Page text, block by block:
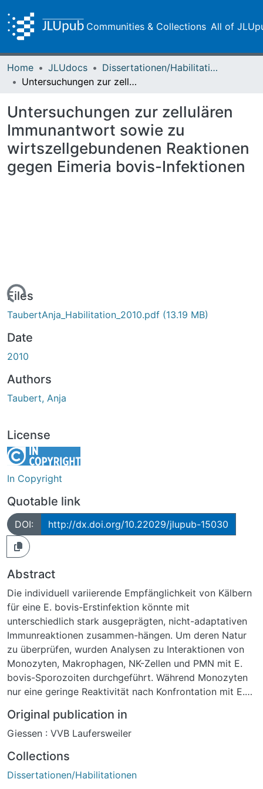
Communities & Collections All of
Home JLUdocs
Dissertationen/Habilitationen
Untersuchungen zur zellulären Immunantwort sowie zu wirtszellgebundenen Reaktionen gegen Eimeria bovis-Infektionen
Untersuchungen zur zellulären
Immunantwort sowie zu
wirtszellgebundenen Reaktionen
gegen Eimeria bovis-Infektionen
Files
TaubertAnja_Habilitation_2010.pdf (13.19 MB)
Date
2010
Authors
Taubert, Anja
License
In Copyright
Quotable link
DOI: http://dx.doi.org/10.22029/jlupub-15030
Abstract
Die individuell variierende Empfänglichkeit von Kälbern
für eine E. bovis-Erstinfektion könnte mit
unterschiedlich stark ausgeprägten, nicht-adaptativen
Immunreaktionen zusammen-hängen. Um deren Natur
zu überprüfen, wurden Analysen zu Interaktionen von
Monozyten, Makrophagen, NK-Zellen und PMN mit E.
bovis-Sporozoiten durchgeführt. Während Monozyten
nur eine geringe Reaktivität nach Konfrontation mit E.
Zelltypen hochreaktiv, führten zur m. o. w. stark
ausgeprägten Elimination der Parasiten und
modulatorisch wirkende Mediatoren.
Immunhistologische Untersuchungen zeigten, dass der
Original publication in
Giessen : VVB Laufersweiler
Collections
Dissertationen/Habilitationen